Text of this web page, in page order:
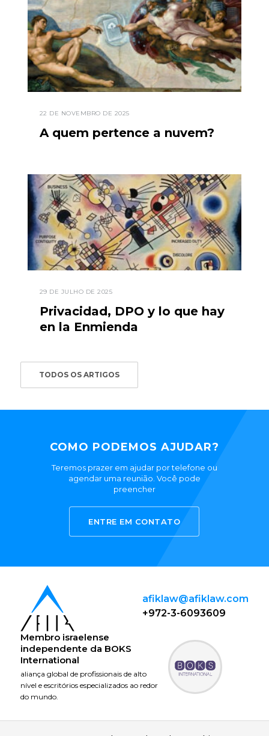
22 DE NOVEMBRO DE 2025
A quem pertence a nuvem?
29 DE JULHO DE 2025
Privacidad, DPO y lo que hay
en la Enmienda
TODOS OS ARTIGOS
COMO PODEMOS AJUDAR?
Teremos prazer em ajudar por telefone ou
agendar uma reunião. Você pode
preencher
ENTRE EM CONTATO
afiklaw@afiklaw.com
+972-3-6093609
Membro israelense
independente da BOKS
International
aliança global de profissionais de alto
nível e escritórios especializados ao redor
do mundo.